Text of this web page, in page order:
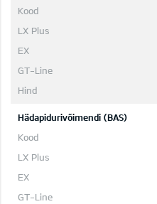
Hädapidurivõimendi (BAS)